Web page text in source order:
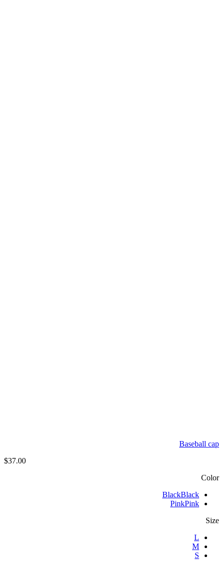
Baseball cap
$37.00
Color
BlackBlack
PinkPink
Size
L
M
S